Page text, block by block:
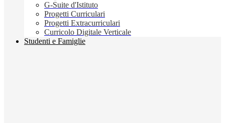
G-Suite d'Istituto
Progetti Curriculari
Progetti Extracurriculari
Curricolo Digitale Verticale
Studenti e Famiglie